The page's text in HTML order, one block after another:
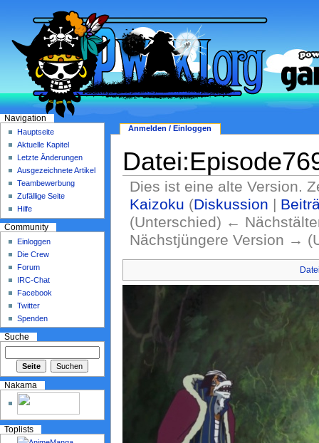
Dies ist eine alte Version.
Kaizoku (Diskussion |
(Unterschied) ←
Nächstjüngere Version →
Anmelden / Einloggen
Navigation
Hauptseite
Aktuelle Kapitel
Letzte Änderungen
Ausgezeichnete Artikel
Teambewerbung
Zufällige Seite
Hilfe
Community
Einloggen
Die Crew
Forum
IRC-Chat
Facebook
Twitter
Spenden
Suche
Nakama
Toplists